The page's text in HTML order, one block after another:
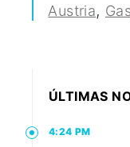
Austria,
ÚLTIMAS
4:24 PM